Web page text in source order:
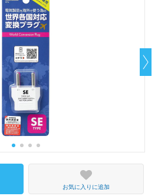
お気に入りに追加